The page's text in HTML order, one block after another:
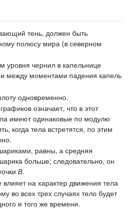
тень, должен быть
полюсу мира (в северном
уровня чернил в капельнице
между моментами падения капель
одновременно.
означает, что в этот
имеют одинаковые по модулю
когда тела встретятся, по этим
равны, а средняя
больше; следовательно, он
В.
на характер движения тела
во всех трех случаях тело будет
и того же времени.